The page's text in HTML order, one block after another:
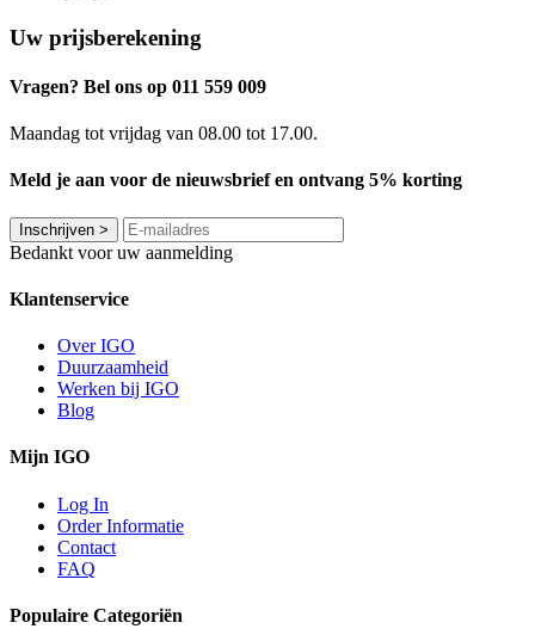
Uw prijsberekening
Vragen? Bel ons op 011 559 009
Maandag tot vrijdag van 08.00 tot 17.00.
Meld je aan voor de nieuwsbrief en ontvang 5% korting
Inschrijven >
Bedankt voor uw aanmelding
Klantenservice
Over IGO
Duurzaamheid
Werken bij IGO
Blog
Mijn IGO
Log In
Order Informatie
Contact
FAQ
Populaire Categoriën